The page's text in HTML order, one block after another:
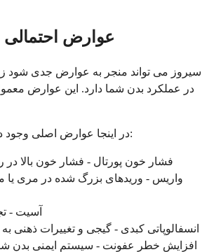
عوارض
سیروز می تواند منجر به عوارض جدی شود
در عملکرد بدن شما دارد. این عوارض
در اینجا عوارض اصلی وجود دارد که می تواند رخ دهد:
فشار خون پورتال - فشار خون بالا
واریس - وریدهای بزرگ شده در مری یا
آسیت -
انسفالوپاتی کبدی - گیجی و تغییرات ذهنی
افزایش خطر عفونت - سیستم ایمنی بدن